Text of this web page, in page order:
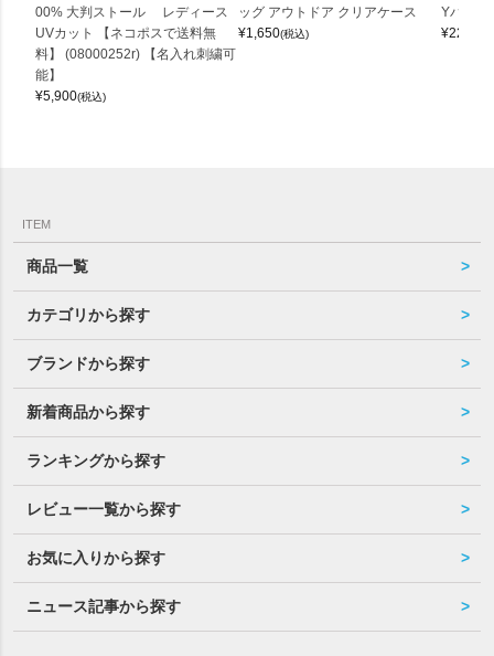
00% 大判ストール レディース
UVカット 【ネコポスで送料無
料】 (08000252r) 【名入れ刺繍可
能】
¥5,900(税込)
ッグ アウトドア クリアケース
¥1,650(税込)
Yバッグ
¥22,000
ITEM
商品一覧
カテゴリから探す
ブランドから探す
新着商品から探す
ランキングから探す
レビュー一覧から探す
お気に入りから探す
ニュース記事から探す